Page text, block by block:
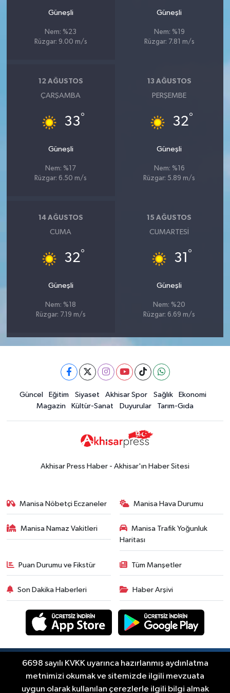
Güneşli
Nem: %23
Rüzgar: 9.00 m/s
Güneşli
Nem: %19
Rüzgar: 7.81 m/s
12 AĞUSTOS
ÇARŞAMBA
33°
Güneşli
Nem: %17
Rüzgar: 6.50 m/s
13 AĞUSTOS
PERŞEMBE
32°
Güneşli
Nem: %16
Rüzgar: 5.89 m/s
14 AĞUSTOS
CUMA
32°
Güneşli
Nem: %18
Rüzgar: 7.19 m/s
15 AĞUSTOS
CUMARTESI
31 °
Güneşli
Nem: %20
Rüzgar: 6.69 m/s
Güncel Eğitim Siyaset Akhisar Spor Sağlık
Ekonomi
Magazin
Kültür-Sanat Duyurular Tarım-Gıda
Akhisar Press Haber - Akhisar'ın Haber Sitesi
Manisa Nöbetçi Eczaneler Manisa Hava Durumu
Manisa Namaz Vakitleri
Manisa Trafik Yoğunluk
Haritası
Puan Durumu ve Fikstür Tüm Manşetler
Son Dakika Haberleri Haber Arşivi
RSS
Copyright © Akhisar Press Haber 2012-2026 Her
hakkı saklıdır.
6698 sayılı KVKK uyarınca hazırlanmış aydınlatma
metnimizi okumak ve sitemizde ilgili mevzuata
uygun olarak kullanılan çerezlerle ilgili bilgi almak